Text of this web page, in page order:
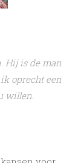
Hij is de man
oprecht een
willen.